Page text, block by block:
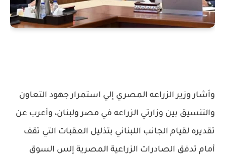
وأشار وزير الزراعه المصري إلي استمرار جهود التعاون
والتنسيق بين وزارتي الزراعه في مصر ولبنان، وأعرب عن
تقديره لقيام الجانب اللبناني بتذليل العقبات التي تقف
أمام تدفق الصادرات الزراعية المصرية إلس السوق